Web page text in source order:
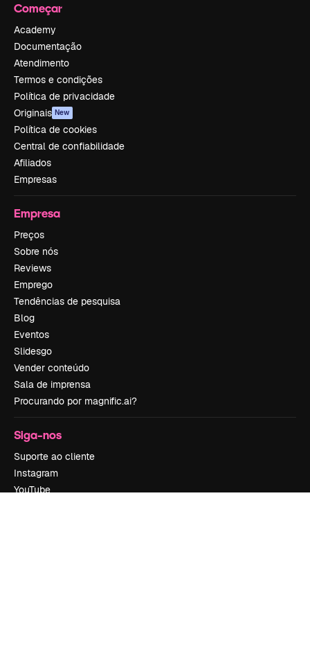
Começar
Academy
Documentação
Atendimento
Termos e condições
Política de privacidade
Originais New
Política de cookies
Central de confiabilidade
Afiliados
Empresas
Empresa
Preços
Sobre nós
Reviews
Emprego
Tendências de pesquisa
Blog
Eventos
Slidesgo
Vender conteúdo
Sala de imprensa
Procurando por magnific.ai?
Siga-nos
Suporte ao cliente
Instagram
YouTube